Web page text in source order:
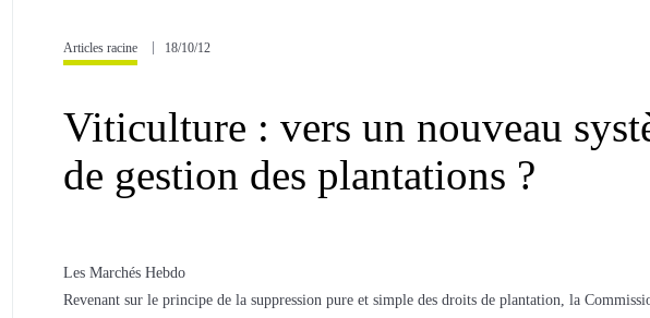
Articles racine 18/10/12
Viticulture : vers un nouveau
de gestion des plantations ?
Les Marchés Hebdo
Revenant sur le principe de la suppression pure et simple des droits de plantation, la